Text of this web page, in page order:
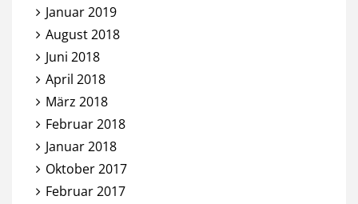
Januar 2019
August 2018
Juni 2018
April 2018
März 2018
Februar 2018
Januar 2018
Oktober 2017
Februar 2017